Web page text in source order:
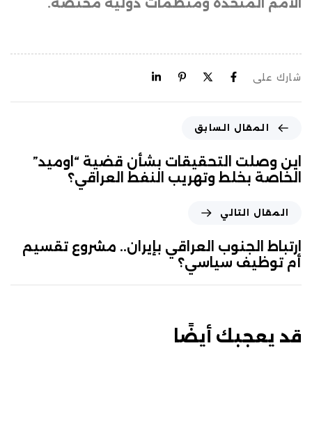
الأمم المتحدة ومنظمات دولية مختصة.
شارك على
المقال السابق
اين وصلت التحقيقات بشأن قضية “اوميد”
الخاصة بخلط وتهريب النفط العراقي؟
المقال التالي
ارتباط الجنوب العراقي بإيران.. مشروع تقسيم
أم توظيف سياسي؟
قد يعجبك أيضًا